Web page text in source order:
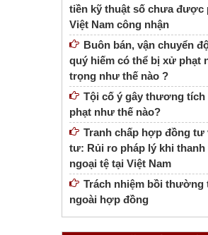
tiền kỹ thuật số chưa được
Việt Nam công nhận
Buôn bán, vận chuyển
quý hiếm có thể bị xử phạt
trọng như thế nào ?
Tội cố ý gây thương tích
phạt như thế nào?
Tranh chấp hợp đồng tư
tư: Rủi ro pháp lý khi thanh
ngoại tệ tại Việt Nam
Trách nhiệm bồi thường
ngoài hợp đồng